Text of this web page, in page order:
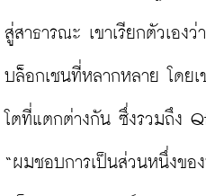
สู่สาธารณะ เขาเรียกตัวเอง
บล็อกเชนที่หลากหลาย โดย
โตที่แตกต่างกัน ซึ่งรวมถึง
“ผมชอบการเป็นส่วนหนึ่งข